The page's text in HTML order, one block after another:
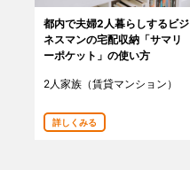
都内で夫婦2人暮らしするビジ
ネスマンの宅配収納「サマリ
ーポケット」の使い方
2人家族（賃貸マンション）
詳しくみる